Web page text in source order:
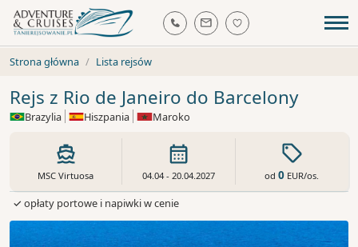
Strona główna Lista rejsów
Rejs z Rio de Janeiro do Barcelony
Brazylia Hiszpania Maroko
MSC Virtuosa 04.04 - 20.04.2027 od0 EUR/os.
✓ opłaty portowe i napiwki w cenie